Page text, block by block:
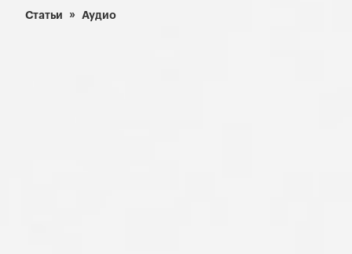
Статьи Аудио